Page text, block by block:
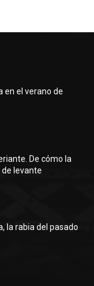
en el verano de
De cómo la
levante
la rabia del pasado